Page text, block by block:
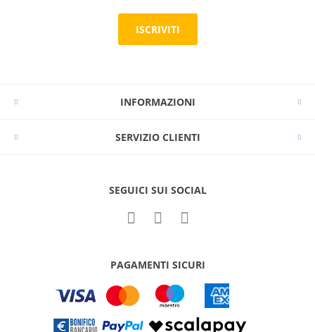
ISCRIVITI
INFORMAZIONI
SERVIZIO CLIENTI
SEGUICI SUI SOCIAL
PAGAMENTI SICURI